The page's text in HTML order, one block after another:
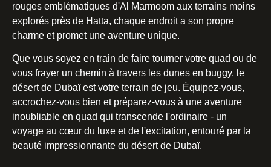
rouges emblématiques d'Al Marmoom aux terrains moins
explorés près de Hatta, chaque endroit a son propre
charme et promet une aventure unique.
Que vous soyez en train de faire tourner votre quad ou de
vous frayer un chemin à travers les dunes en buggy, le
désert de Dubaï est votre terrain de jeu. Équipez-vous,
accrochez-vous bien et préparez-vous à une aventure
inoubliable en quad qui transcende l'ordinaire - un
voyage au cœur du luxe et de l'excitation, entouré par la
beauté impressionnante du désert de Dubaï.